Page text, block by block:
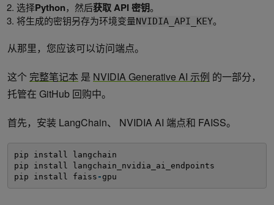
选择Python，然后获取 API 密钥。
将生成的密钥另存为环境变量NVIDIA_API_KEY。
从那里，您应该可以访问端点。
这个 完整笔记本 是 NVIDIA Generative AI 示例 的一部分，
托管在 GitHub 回购中。
首先，安装 LangChain、 NVIDIA AI 端点和 FAISS。
pip install langchain
pip install langchain_nvidia_ai_endpoints
pip install faiss - gpu